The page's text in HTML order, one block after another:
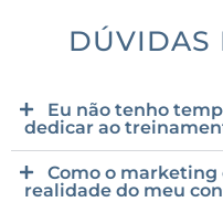
DÚVIDAS
Eu não tenho
dedicar ao
Como o
realidade do meu